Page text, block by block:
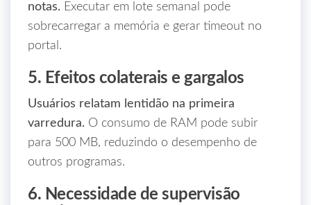
notas. Executar em lote semanal pode
sobrecarregar a memória e gerar timeout no
portal.
5. Efeitos colaterais e gargalos
Usuários relatam lentidão na primeira
varredura. O consumo de RAM pode subir
para 500 MB, reduzindo o desempenho de
outros programas.
6. Necessidade de supervisão